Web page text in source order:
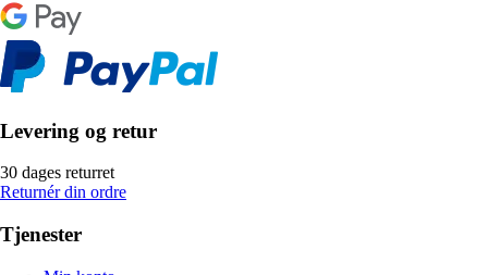
Levering og retur
30 dages returret
Returnér din ordre
Tjenester